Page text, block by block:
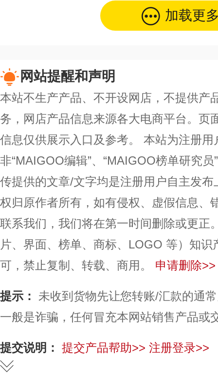
加载更
网站提醒和声明
本站不生产产品、不开设网店，不提供产
务，网店产品信息来源各大电商平台。页
信息仅供展示入口及参考。
本站为注册用
非“MAIGOO编辑”、“MAIGOO榜单研究
传提供的文章/文字均是注册用户自主发
权归原作者所有，如有侵权、虚假信息、
联系我们，我们将在第一时间删除或更正
片、界面、榜单、商标、LOGO 等）知
可，禁止复制、转载、商用。
申请删除>>
提示：
未收到货物先让您转账/汇款的通
一般是诈骗，任何冒充本网站销售产品或
提交说明： 提交产品帮助>> 注册登录>>